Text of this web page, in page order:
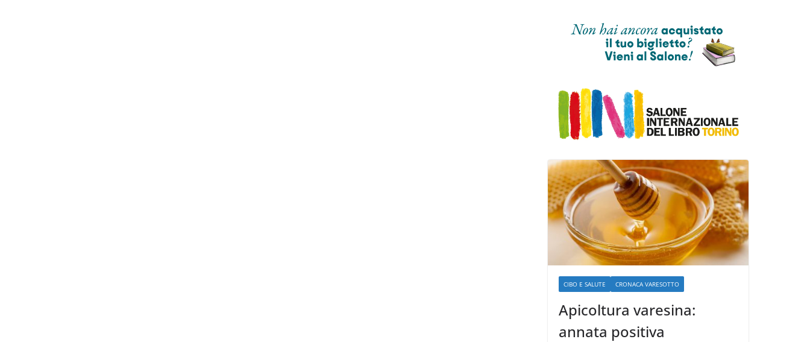
CIBO E SALUTE CRONACA VARESOTTO
Apicoltura varesina:
annata positiva